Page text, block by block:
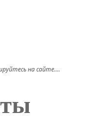
на сайте....